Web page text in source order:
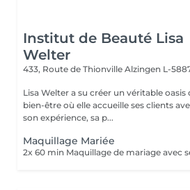
Institut de Beauté Lisa
Welter
433, Route de Thionville Alzingen L-
Lisa Welter a su créer un véritable
bien-être où elle accueille ses clients
son expérience, sa p...
Maquillage Mariée
2x 60 min Maquillage de mariage avec